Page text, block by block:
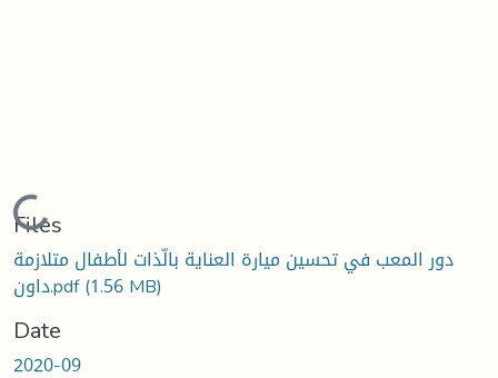
Loading...
Files
دور المعب في تحسين ميارة العناية بالّذات لأطفال متلازمة
داون.pdf(1.56 MB)
Date
2020-09